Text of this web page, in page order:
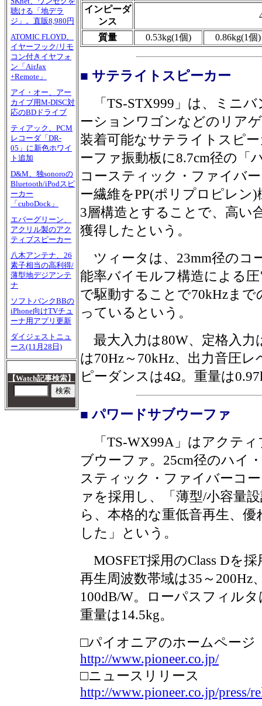
聴ける「地デラ
ジ」。直販8,980円
ATOMIC FLOYD、
イヤーフック/リモ
コン付きイヤフォ
ン「AirJax
+Remote」
アイ・オー、アー
カイブ用M-DISC対
応のBDドライブ
ティアック、PCM
レコーダ「DR-
05」に新色ホワイ
ト追加
D&M、独sonoroの
Bluetooth/iPodスピ
ーカー
「cuboDock」
エバーグリーン、
アクリル製のアク
ティブスピーカー
八木アンテナ、26
素子相当の高利得/
薄型地デジアンテ
ナ
ソフトバンクBBの
iPhone向けTVチュ
ーナ用アプリ更新
ダイジェストニュ
ース(11月28日)
【Watch記事検索】
インピーダ
ンス
質量 0.53kg(1個) 0.86kg(1個)
■ サテライトスピーカー
「TS-STX999」は、ミニバ
ーションワゴンなどのリア
装着可能なサテライトスピ
ーファ振動板に8.7cm径の「
コースティック・ファイバ
ー繊維をPP(ポリプロピレン
3層構造とすることで、高い
獲得したという。
ツィータは、23mm径のコ
能率バイモルフ構造による
で駆動することで70kHzま
っているという。
最大入力は80W、定格入力
は70Hz～70kHz、出力音圧
ピーダンスは4Ω。重量は
■ パワードサブウーファ
「TS-WX99A」はアクティ
ブウーファ。25cm径のハイ
スティック・ファイバーコ
ァを採用し、「薄型/小容量
ら、本格的な重低音再生、
した」という。
MOSFET採用のClass Dを
再生周波数帯域は35～200Hz
100dB/W。ローパスフィルタ
重量は14.5kg。
□パイオニアのホームページ
http://www.pioneer.co.jp/
□ニュースリリース
http://www.pioneer.co.jp/press/